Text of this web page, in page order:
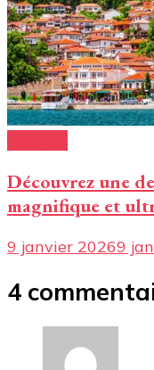
Découvrez une
magnifique et
9 janvier 20269
4